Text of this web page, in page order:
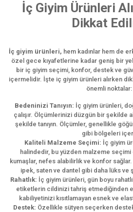
İç Giyim Ürünleri
Dikkat
İç giyim ürünleri, hem kadınlar hem de
özel gece kıyafetlerine kadar geniş bir
bir iç giyim seçimi, konfor, destek ve
içermelidir. İşte iç giyim ürünleri alırken
önemli noktalar:
Bedeninizi Tanıyın: İç giyim ürünleri,
çalışır. Ölçümlerinizi düzgün bir şekilde
şekilde tanıyın. Ölçümler, genellikle
gibi bölgeleri
Kaliteli Malzeme Seçimi: İç giyim
halindedir, bu yüzden malzeme
kumaşlar, nefes alabilirlik ve konfor
ipek, saten ve dantel gibi daha lüks ve
Rahatlık: İç giyim ürünleri, gün boyu
etiketlerin cildinizi tahriş etmediğinden
kabiliyetinizi kısıtlamayan esnek ve
Destek: Özellikle sütyen seçerken